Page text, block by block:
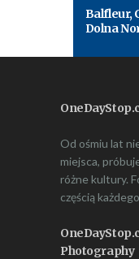
Balfleur,
Dolna
Od ośmiu lat
miejsca,
różne kultury.
częścią
Photography